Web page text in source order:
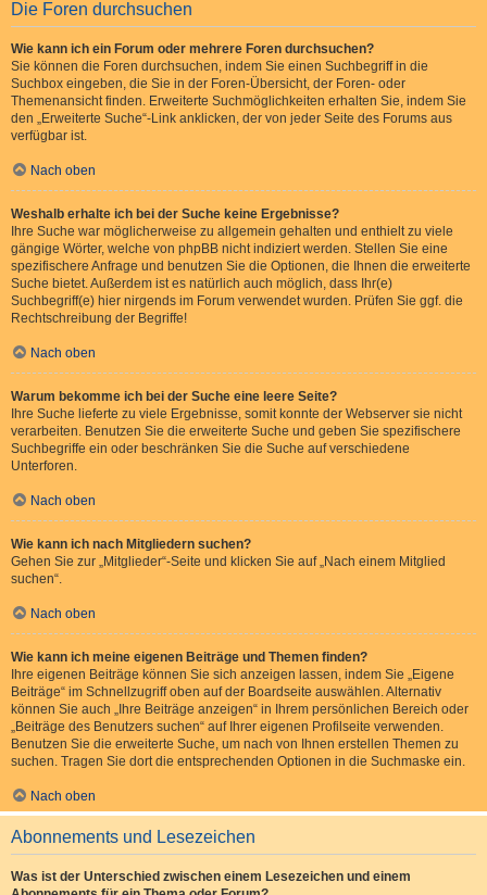
Die Foren durchsuchen
Wie kann ich ein Forum oder mehrere Foren durchsuchen?
Sie können die Foren durchsuchen, indem Sie einen Suchbegriff in die
Suchbox eingeben, die Sie in der Foren-Übersicht, der Foren- oder
Themenansicht finden. Erweiterte Suchmöglichkeiten erhalten Sie, indem Sie
den „Erweiterte Suche“-Link anklicken, der von jeder Seite des Forums aus
verfügbar ist.
Nach oben
Weshalb erhalte ich bei der Suche keine Ergebnisse?
Ihre Suche war möglicherweise zu allgemein gehalten und enthielt zu viele
gängige Wörter, welche von phpBB nicht indiziert werden. Stellen Sie eine
spezifischere Anfrage und benutzen Sie die Optionen, die Ihnen die erweiterte
Suche bietet. Außerdem ist es natürlich auch möglich, dass Ihr(e)
Suchbegriff(e) hier nirgends im Forum verwendet wurden. Prüfen Sie ggf. die
Rechtschreibung der Begriffe!
Nach oben
Warum bekomme ich bei der Suche eine leere Seite?
Ihre Suche lieferte zu viele Ergebnisse, somit konnte der Webserver sie nicht
verarbeiten. Benutzen Sie die erweiterte Suche und geben Sie spezifischere
Suchbegriffe ein oder beschränken Sie die Suche auf verschiedene
Unterforen.
Nach oben
Wie kann ich nach Mitgliedern suchen?
Gehen Sie zur „Mitglieder“-Seite und klicken Sie auf „Nach einem Mitglied
suchen“.
Nach oben
Wie kann ich meine eigenen Beiträge und Themen finden?
Ihre eigenen Beiträge können Sie sich anzeigen lassen, indem Sie „Eigene
Beiträge“ im Schnellzugriff oben auf der Boardseite auswählen. Alternativ
können Sie auch „Ihre Beiträge anzeigen“ in Ihrem persönlichen Bereich oder
„Beiträge des Benutzers suchen“ auf Ihrer eigenen Profilseite verwenden.
Benutzen Sie die erweiterte Suche, um nach von Ihnen erstellen Themen zu
suchen. Tragen Sie dort die entsprechenden Optionen in die Suchmaske ein.
Nach oben
Abonnements und Lesezeichen
Was ist der Unterschied zwischen einem Lesezeichen und einem